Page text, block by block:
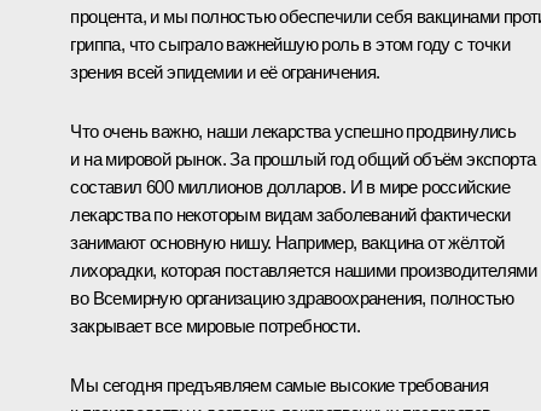
процента, и мы полностью обеспечили себя вакцинами
гриппа, что сыграло важнейшую роль в этом году с точки
зрения всей эпидемии и её ограничения.
Что очень важно, наши лекарства успешно продвинулись
и на мировой рынок. За прошлый год общий объём экспорта
составил 600 миллионов долларов. И в мире российские
лекарства по некоторым видам заболеваний фактически
занимают основную нишу. Например, вакцина от жёлтой
лихорадки, которая поставляется нашими производителями
во Всемирную организацию здравоохранения, полностью
закрывает все мировые потребности.
Мы сегодня предъявляем самые высокие требования